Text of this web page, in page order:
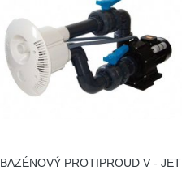
BAZÉNOVÝ PROTIPROUD V - JET